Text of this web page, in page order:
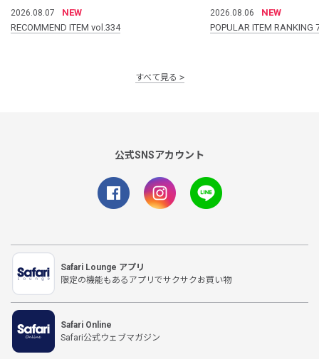
2026.08.07
NEW
RECOMMEND ITEM vol.334
2026.08.06
NEW
POPULAR ITEM
すべて見る
公式SNSアカウント
Safari Lounge アプリ
限定の機能もあるアプリでサクサクお買い物
Safari Online
Safari公式ウェブマガジン